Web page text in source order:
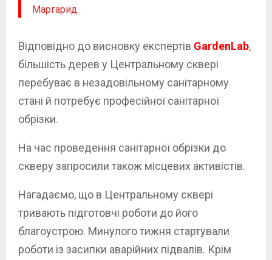
Маргарид.
Відповідно до висновку експертів GardenLab,
більшість дерев у Центральному сквері
перебуває в незадовільному санітарному
стані й потребує професійної санітарної
обрізки.
На час проведення санітарної обрізки до
скверу запросили також місцевих активістів.
Нагадаємо, що в Центральному сквері
тривають підготовчі роботи до його
благоустрою. Минулого тижня стартували
роботи із засипки аварійних підвалів. Крім